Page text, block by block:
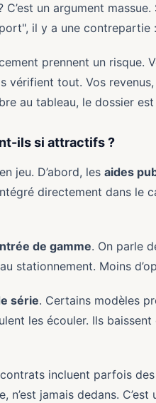
C’est un argument
il y a une
prennent un risque.
vérifient tout. Vos
au tableau, le dossier
ils si attractifs ?
jeu. D’abord, les aides
directement dans le
de gamme. On parle
stationnement. Moins
série. Certains modèles
les écouler. Ils
incluent parfois
n’est jamais dedans.